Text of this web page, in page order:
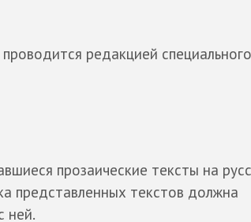
редакцией
прозаические тексты на
представленных текстов должна
ней.